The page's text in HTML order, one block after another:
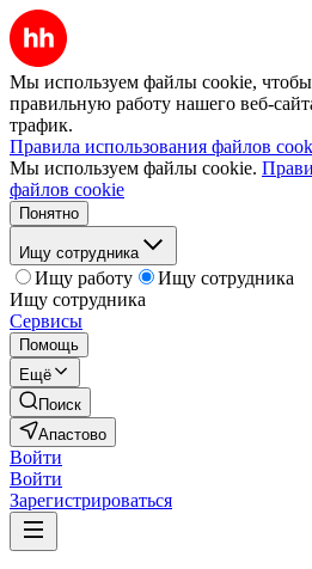
Мы используем файлы cookie, чтобы
правильную работу нашего веб-
трафик.
Правила использования файлов
Мы используем файлы cookie.
файлов cookie
Понятно
Ищу сотрудника
Ищу работу
Ищу сотрудника
Ищу сотрудника
Сервисы
Помощь
Ещё
Поиск
Апастово
Войти
Войти
Зарегистрироваться